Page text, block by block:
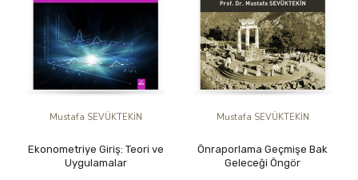
Mustafa SEVÜKTEKİN
Ekonometriye Giriş: Teori ve
Uygulamalar
Mustafa SEVÜKTEKİN
Önraporlama Geçmişe Bak
Geleceği Öngör